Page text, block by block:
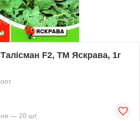
F2, ТМ Яскрава, 1г
— 20 шт.